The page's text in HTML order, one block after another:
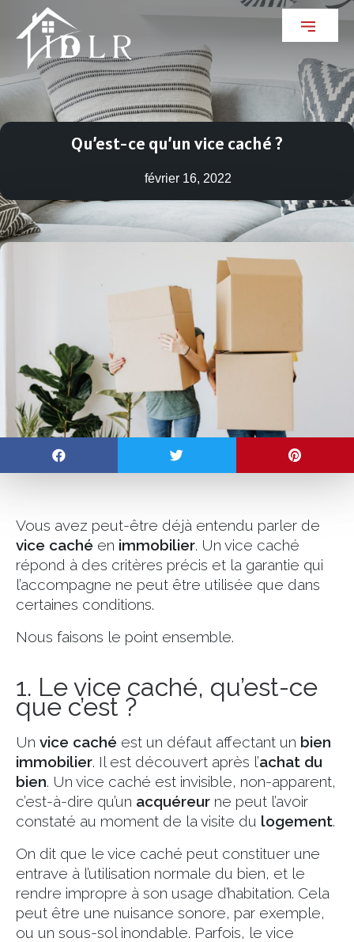
Qu’est-ce qu’un vice caché ?
février 16, 2022
Vous avez peut-être déjà entendu parler de
vice caché en immobilier. Un vice caché
répond à des critères précis et la garantie qui
l’accompagne ne peut être utilisée que dans
certaines conditions.
Nous faisons le point ensemble.
1. Le vice caché, qu’est-ce
que c’est ?
Un vice caché est un défaut affectant un bien
immobilier. Il est découvert après l’achat du
bien. Un vice caché est invisible, non-apparent,
c’est-à-dire qu’un acquéreur ne peut l’avoir
constaté au moment de la visite du logement.
On dit que le vice caché peut constituer une
entrave à l’utilisation normale du bien, et le
rendre impropre à son usage d’habitation. Cela
peut être une nuisance sonore, par exemple,
ou un sous-sol inondable. Parfois, le vice